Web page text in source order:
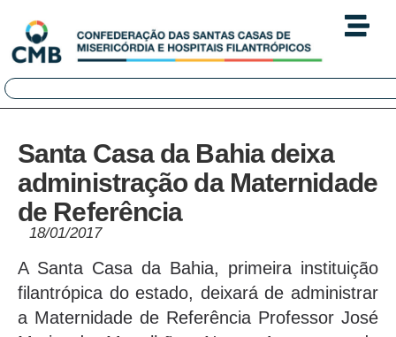
Santa Casa da Bahia deixa
administração da Maternidade
de Referência
18/01/2017
A Santa Casa da Bahia, primeira instituição
filantrópica do estado, deixará de administrar
a Maternidade de Referência Professor José